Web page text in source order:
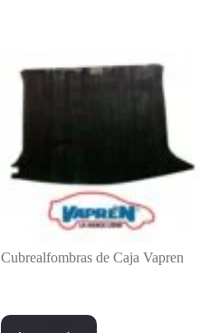
Cubrealfombras de Caja Vapren